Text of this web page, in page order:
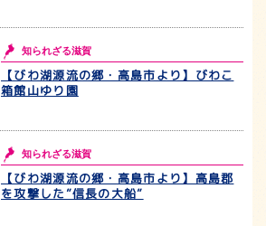
知られざる滋賀
【びわ湖源流の郷・高島市より】びわこ
箱館山ゆり園
知られざる滋賀
【びわ湖源流の郷・高島市より】高島郡
を攻撃した”信長の大船”